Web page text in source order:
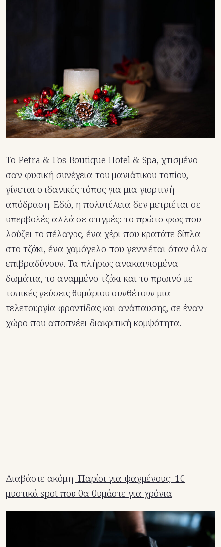
Το Petra & Fos Boutique Hotel & Spa, χτισμένο
σαν φυσική συνέχεια του μανιάτικου τοπίου,
γίνεται ο ιδανικός τόπος για μια γιορτινή
απόδραση. Εδώ, η πολυτέλεια δεν μετριέται σε
υπερβολές αλλά σε στιγμές: το πρώτο φως που
λούζει το πέλαγος, ένα χέρι που κρατάτε δίπλα
στο τζάκι, ένα χαμόγελο που γεννιέται όταν όλα
επιβραδύνουν. Τα πλήρως ανακαινισμένα
δωμάτια, το αναμμένο τζάκι και το πρωινό με
τοπικές γεύσεις θυμάριου συνθέτουν μια
τελετουργία φροντίδας και ανάπαυσης, σε έναν
χώρο που αποπνέει διακριτική κομψότητα.
Διαβάστε ακόμη: Παρίσι για ψαγμένους: 10
μυστικά spot που θα θυμάστε για χρόνια